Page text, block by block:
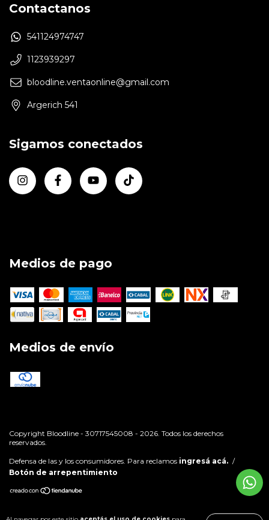
Contactanos
541124974747
1123939297
bloodline.ventaonline@gmail.com
Argerich 541
Sigamos conectados
Medios de pago
Medios de envío
Copyright Bloodline - 30717545008 - 2026. Todos los derechos
reservados.
Defensa de las y los consumidores. Para reclamos ingresá acá. /
Botón de arrepentimiento